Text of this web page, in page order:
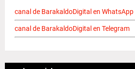
canal de BarakaldoDigital en WhatsApp
canal de BarakaldoDigital en Telegram